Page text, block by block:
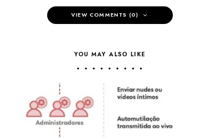
VIEW COMMENTS (0)
YOU MAY ALSO LIKE